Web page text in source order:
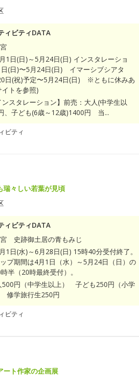
ィビティDATA
1日(日)～5月24日(日) インスタレーショ
日(日)〜5月24日(日) イマーシブシアタ
日(祝)予定〜5月24日(日) ※ともに休みあ
イトを参照)
スタレーション】前売：大人(中学生以
、子ども(6歳～12歳)1400円 当...
ビティ
瑞々しい若葉が見頃
ィビティDATA
史跡御土居の青もみじ
1日(水)～6月28日(日) 15時40分受付終了。
プ期間は4月1日（水）～5月24日（日）の
半（20時最終受付）。
500円（中学生以上） 子ども250円（小学
修学旅行生250円
ビティ
ート作家の企画展